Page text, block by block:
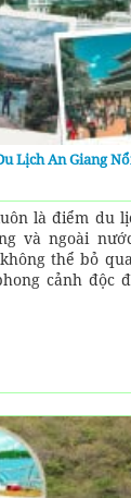
Lịch An Giang
là điểm du
và ngoài
thể bỏ
cảnh độc